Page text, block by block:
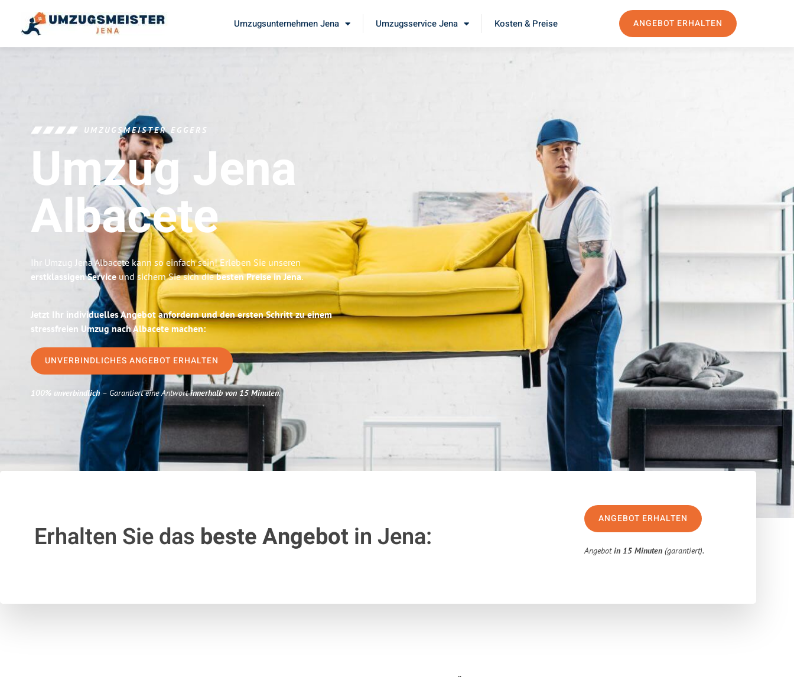
Umzugsunternehmen Jena Umzugsservice Jena Kosten & Preise ANGEBOT ERHALTEN
UMZUGSMEISTER EGGERS
Umzug Jena
Albacete
Ihr Umzug Jena Albacete kann so einfach sein! Erleben Sie unseren
erstklassigen Service und sichern Sie sich diebesten Preise in Jena.
Jetzt Ihr individuelles Angebot anfordern und den ersten Schritt zu einem
stressfreien Umzug nach Albacete machen:
UNVERBINDLICHES ANGEBOT ERHALTEN
100% unverbindlich– Garantiert eine Antwortinnerhalb von 15 Minuten.
Erhalten Sie das beste Angebotin Jena:
ANGEBOT ERHALTEN
Angebotin 15 Minuten (garantiert).